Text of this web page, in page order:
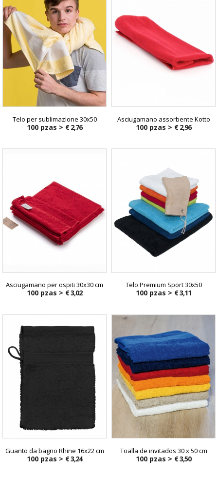
Telo per sublimazione 30x50
100 pzas > € 2,76
Asciugamano assorbente Kotto
100 pzas > € 2,96
Asciugamano per ospiti 30x30 cm
100 pzas > € 3,02
Telo Premium Sport 30x50
100 pzas > € 3,11
Guanto da bagno Rhine 16x22 cm
100 pzas > € 3,24
Toalla de invitados 30 x 50 cm
100 pzas > € 3,50